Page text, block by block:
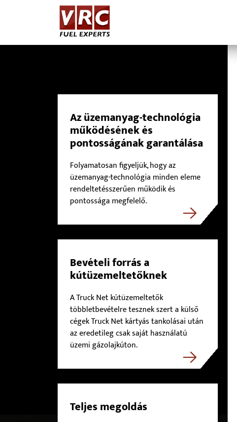
Az üzemanyag-technológia
működésének és
pontosságának garantálása
Folyamatosan figyeljük, hogy az
üzemanyag-technológia minden eleme
rendeltetésszerűen működik és
pontossága megfelelő.
Bevételi forrás a
kútüzemeltetőknek
A Truck Net kútüzemeltetők
többletbevételre tesznek szert a külső
cégek Truck Net kártyás tankolásai után
az eredetileg csak saját használatú
üzemi gázolajkúton.
Teljes megoldás